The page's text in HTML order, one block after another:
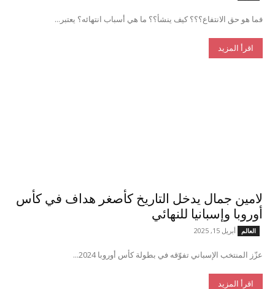
فما هو حق الانتفاع؟؟؟ كيف ينشأ؟؟ ما هي أسباب انتهائه؟ يعتبر...
اقرأ المزيد
لامين جمال يدخل التاريخ كأصغر هداف في كأس
أوروبا وإسبانيا للنهائي
العالم أبريل 15, 2025
عزّز المنتخب الإسباني تفوّقه في بطولة كأس أوروبا 2024...
اقرأ المزيد